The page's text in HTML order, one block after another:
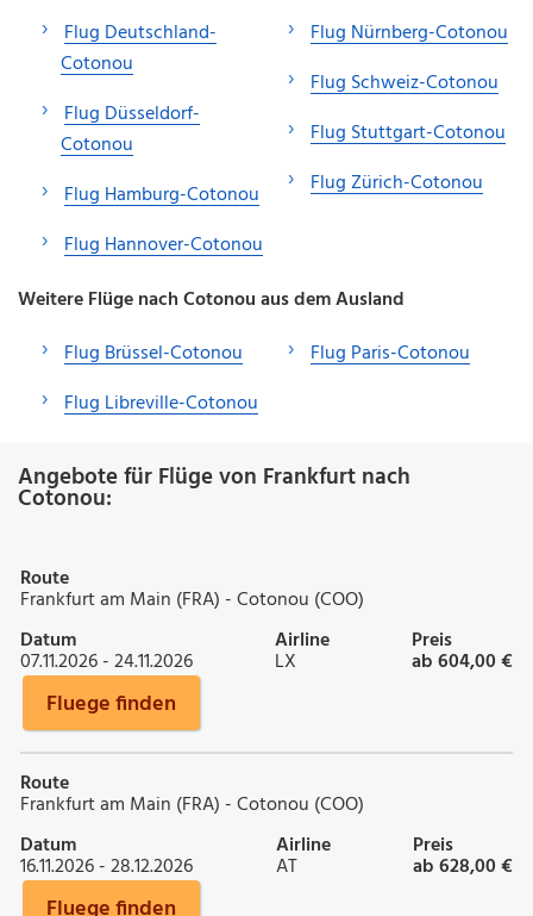
Flug Deutschland-
Cotonou
Flug Düsseldorf-
Cotonou
Flug Hamburg-Cotonou
Flug Hannover-Cotonou
Flug Nürnberg-Cotonou
Flug Schweiz-Cotonou
Flug Stuttgart-Cotonou
Flug Zürich-Cotonou
Weitere Flüge nach Cotonou aus dem Ausland
Flug Brüssel-Cotonou
Flug Libreville-Cotonou
Flug Paris-Cotonou
Angebote für Flüge von Frankfurt nach
Cotonou:
Route
Frankfurt am Main (FRA) - Cotonou (COO)
Datum
07.11.2026 - 24.11.2026
Airline
LX
Preis
ab 604,00 €
Fluege finden
Route
Frankfurt am Main (FRA) - Cotonou (COO)
Datum
16.11.2026 - 28.12.2026
Airline
AT
Preis
ab 628,00 €